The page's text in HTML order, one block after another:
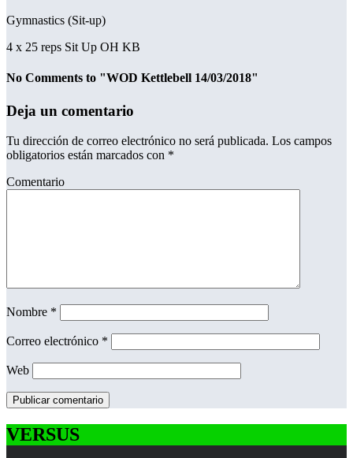
Gymnastics (Sit-up)
4 x 25 reps Sit Up OH KB
No Comments to "WOD Kettlebell 14/03/2018"
Deja un comentario
Tu dirección de correo electrónico no será publicada. Los campos
obligatorios están marcados con *
Comentario
Nombre *
Correo electrónico *
Web
VERSUS